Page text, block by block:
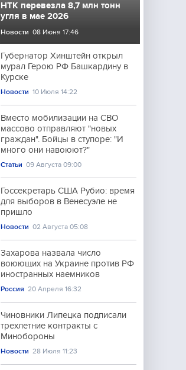
НТК перевезла 8,7 млн тонн
угля в мае 2026
Новости 08 Июня 17:46
Губернатор Хинштейн открыл
мурал Герою РФ Башкардину в
Курске
Новости 10 Июля 14:22
Вместо мобилизации на СВО
массово отправляют "новых
граждан". Бойцы в ступоре: "И
много они навоюют?"
Статьи 09 Августа 09:00
Госсекретарь США Рубио: время
для выборов в Венесуэле не
пришло
Новости 02 Августа 05:08
Захарова назвала число
воюющих на Украине против РФ
иностранных наемников
Россия 20 Апреля 16:32
Чиновники Липецка подписали
трехлетние контракты с
Минобороны
Новости 28 Июля 11:23